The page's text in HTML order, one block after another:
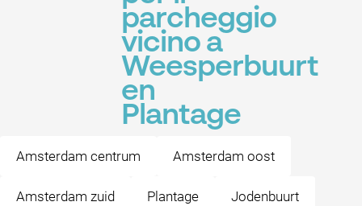
parcheggio
vicino a
Weesperbuurt
en
Plantage
Amsterdam centrum Amsterdam oost
Amsterdam zuid Plantage Jodenbuurt